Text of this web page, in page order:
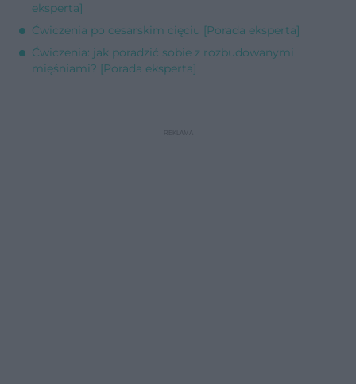
eksperta]
Ćwiczenia po cesarskim cięciu [Porada eksperta]
Ćwiczenia: jak poradzić sobie z rozbudowanymi
mięśniami? [Porada eksperta]